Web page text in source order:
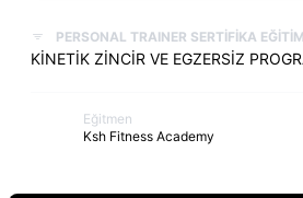
PERSONAL TRAINER SERTİFİKA
KİNETİK ZİNCİR VE EGZERSİZ
Eğitmen
Ksh Fitness Academy